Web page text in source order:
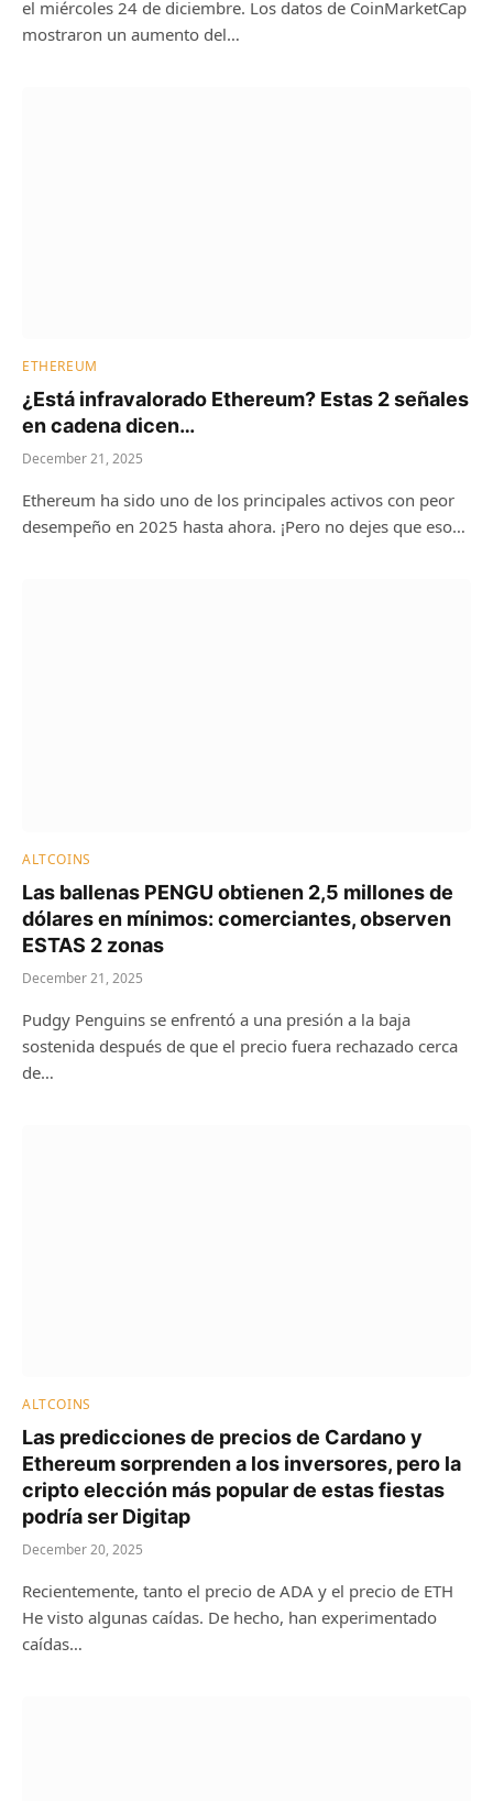
el miércoles 24 de diciembre. Los datos de CoinMarketCap
mostraron un aumento del…
ETHEREUM
¿Está infravalorado Ethereum? Estas 2 señales
en cadena dicen…
December 21, 2025
Ethereum ha sido uno de los principales activos con peor
desempeño en 2025 hasta ahora. ¡Pero no dejes que eso…
ALTCOINS
Las ballenas PENGU obtienen 2,5 millones de
dólares en mínimos: comerciantes, observen
ESTAS 2 zonas
December 21, 2025
Pudgy Penguins se enfrentó a una presión a la baja
sostenida después de que el precio fuera rechazado cerca
de…
ALTCOINS
Las predicciones de precios de Cardano y
Ethereum sorprenden a los inversores, pero la
cripto elección más popular de estas fiestas
podría ser Digitap
December 20, 2025
Recientemente, tanto el precio de ADA y el precio de ETH
He visto algunas caídas. De hecho, han experimentado
caídas…